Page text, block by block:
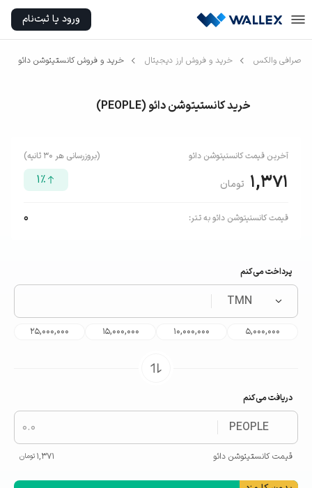
ورود یا ثبت‌نام
صرافی والکس خرید و فروش ارز دیجیتال خرید و فروش کانستیتوشن دائو
خرید کانستیتوشن دائو(
PEOPLE
)
آخرین قیمتکانستیتوشن دائو (بروزرسانی هر ۳۰ ثانیه)
1,371 تومان ٪1
قیمتکانستیتوشن دائوبهتتر:
0
پرداخت می‌کنم
TMN
5,000,000
10,000,000
15,000,000
25,000,000
دریافت می‌کنم
PEOPLE
قیمتکانستیتوشن دائو 1,371 تومان